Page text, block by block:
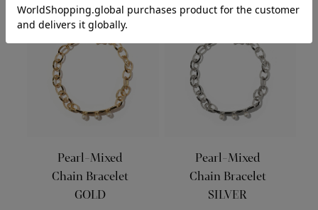
Pearl-Mixed
Chain Bracelet
GOLD
Pearl-Mixed
Chain Bracelet
SILVER